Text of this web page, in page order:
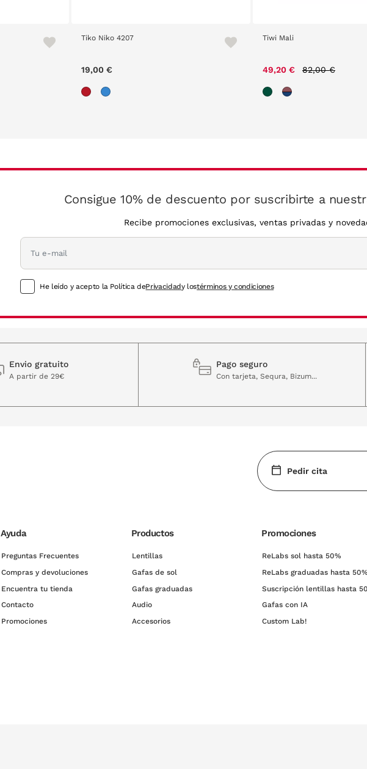
Tiko Niko 4207
19,00 €
Tiwi Mali
49,20 € 82,00 €
Consigue 10% de descuento por suscribirte a
Recibe promociones exclusivas, ventas privadas y
He leído y acepto la Política dePrivacidady lostérminos y condiciones
Envio gratuito
A partir de 29€
Pago seguro
Con tarjeta, Sequra, Bizum...
Pedir cita
Ayuda
Preguntas Frecuentes
Compras y devoluciones
Encuentra tu tienda
Contacto
Promociones
Productos
Lentillas
Gafas de sol
Gafas graduadas
Audio
Accesorios
Promociones
ReLabs sol hasta 50%
ReLabs graduadas hasta 50%
Suscripción lentillas hasta
Gafas con IA
Custom Lab!